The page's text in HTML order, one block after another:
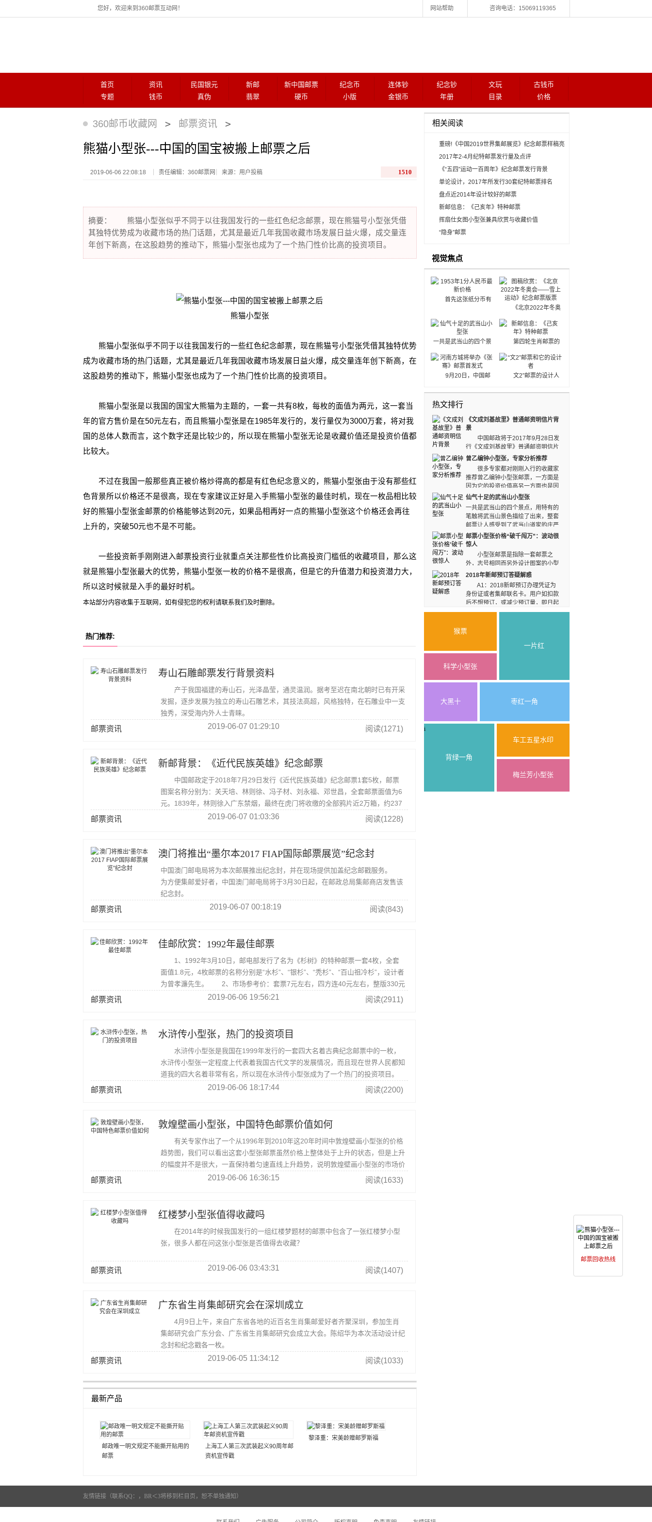
您好，欢迎来到360邮票互动网！ 网站帮助 咨询电话：15069119365
首页 资讯 民国银元 新邮 新中国邮票 纪念币 连体钞 纪念钞 文玩
古钱币
专题
钱币 真伪 翡翠 硬币 小版 金银币 年册 目录 价格
360邮币收藏网 > 邮票资讯 >
熊猫小型张---中国的国宝被搬上邮票之后
2019-06-06 22:08:18 责任编辑：360邮票网 来源：用户投稿 1510
摘要： 熊猫小型张似乎不同于以往我国发行的一些红色纪念邮票，现在熊猫号小型张凭借
其独特优势成为收藏市场的热门话题，尤其是最近几年我国收藏市场发展日益火爆，成交量连
年创下新高，在这股趋势的推动下，熊猫小型张也成为了一个热门性价比高的投资项目。
熊猫小型张
熊猫小型张似乎不同于以往我国发行的一些红色纪念邮票，现在熊猫号小型张凭借其独特优势
成为收藏市场的热门话题，尤其是最近几年我国收藏市场发展日益火爆，成交量连年创下新高，在
这股趋势的推动下，熊猫小型张也成为了一个热门性价比高的投资项目。
熊猫小型张是以我国的国宝大熊猫为主题的，一套一共有8枚，每枚的面值为两元，这一套当
年的官方售价是在50元左右，而且熊猫小型张是在1985年发行的，发行量仅为3000万套，将对我
国的总体人数而言，这个数字还是比较少的，所以现在熊猫小型张无论是收藏价值还是投资价值都
比较大。
不过在我国一般那些真正被价格炒得高的都是有红色纪念意义的，熊猫小型张由于没有那些红
色背景所以价格还不是很高，现在专家建议正好是入手熊猫小型张的最佳时机，现在一枚品相比较
好的熊猫小型张金邮票的价格能够达到20元，如果品相再好一点的熊猫小型张这个价格还会再往
上升的，突破50元也不是不可能。
一些投资新手刚刚进入邮票投资行业就重点关注那些性价比高投资门槛低的收藏项目，那么这
就是熊猫小型张最大的优势，熊猫小型张一枚的价格不是很高，但是它的升值潜力和投资潜力大，
所以这时候就是入手的最好时机。
本站部分内容收集于互联网，如有侵犯您的权利请联系我们及时删除。
热门推荐:
寿山石雕邮票发行背景资料
产于我国福建的寿山石，光泽晶莹，通灵温润。据考至迟在南北朝时已有开采
发掘，逐步发展为独立的寿山石雕艺术，其技法高超，风格独特，在石雕业中一支
独秀，深受海内外人士青睐。
邮票资讯 2019-06-07 01:29:10 阅读(1271)
新邮背景：《近代民族英雄》纪念邮票
中国邮政定于2018年7月29日发行《近代民族英雄》纪念邮票1套5枚，邮票
图案名称分别为：关天培、林则徐、冯子材、刘永福、邓世昌，全套邮票面值为6
元。1839年，林则徐入广东禁烟，最终在虎门将收缴的全部鸦片近2万箱，约237
万余斤当众销毁。
邮票资讯 2019-06-07 01:03:36 阅读(1228)
澳门将推出“墨尔本2017 FIAP国际邮票展览”纪念封
中国澳门邮电局将为本次邮展推出纪念封，并在现场提供加盖纪念邮戳服务。
为方便集邮爱好者，中国澳门邮电局将于3月30日起，在邮政总局集邮商店发售该
纪念封。
邮票资讯 2019-06-07 00:18:19 阅读(843)
佳邮欣赏：1992年最佳邮票
1、1992年3月10日，邮电部发行了名为《杉树》的特种邮票一套4枚，全套
面值1.8元，4枚邮票的名称分别是“水杉”、“银杉”、“秃杉”、“百山祖冷杉”，设计者
为曾孝濂先生。 2、市场参考价：套票7元左右，四方连40元左右，整版330元
邮票资讯 2019-06-06 19:56:21 阅读(2911)
水浒传小型张，热门的投资项目
水浒传小型张是我国在1999年发行的一套四大名着古典纪念邮票中的一枚，
水浒传小型张一定程度上代表着我国古代文学的发展情况，而且现在世界人民都知
道我的四大名着非常有名，所以现在水浒传小型张成为了一个热门的投资项目。
邮票资讯 2019-06-06 18:17:44 阅读(2200)
敦煌壁画小型张，中国特色邮票价值如何
有关专家作出了一个从1996年到2010年这20年时间中敦煌壁画小型张的价格
趋势图，我们可以看出这套小型张邮票虽然价格上整体处于上升的状态，但是上升
的幅度并不是很大，一直保持着匀速直线上升趋势，说明敦煌壁画小型张的市场价
邮票资讯 2019-06-06 16:36:15 阅读(1633)
红楼梦小型张值得收藏吗
在2014年的时候我国发行的一组红楼梦题材的邮票中包含了一张红楼梦小型
张，很多人都在问这张小型张是否值得去收藏？
邮票资讯 2019-06-06 03:43:31 阅读(1407)
广东省生肖集邮研究会在深圳成立
4月9日上午，来自广东省各地的近百名生肖集邮爱好者齐聚深圳，参加生肖
集邮研究会广东分会、广东省生肖集邮研究会成立大会。陈绍华为本次活动设计纪
念封和纪念戳各一枚。
邮票资讯 2019-06-05 11:34:12 阅读(1033)
最新产品
邮政唯一明文规定不能撕开贴用的
邮票
上海工人第三次武装起义90周年邮
资机宣传戳
黎泽重：宋美龄赠邮罗斯福
相关阅读
重磅!《中国2019世界集邮展览》纪念邮票样稿亮
相
2017年2-4月纪特邮票发行量及点评
《“五四”运动一百周年》纪念邮票发行背景
单论设计，2017年所发行30套纪特邮票排名
盘点近2014年设计较好的邮票
新邮信息：《己亥年》特种邮票
挥扇仕女图小型张兼具欣赏与收藏价值
“隐身”邮票
视觉焦点
首先这张纸分币有
版，冠号是由三个罗马
数字加7个阿拉伯数字
组成，发行时间为1953
本发行数稀少，目前尚
处价格一直是居高不
下，就目前的市场行情
字后没有阿拉伯数字。
《北京2022年冬奥
会——雪上运动》纪念
邮票版票
一共是武当山的四个景
点，用特有的笔触将武
当山景色描绘了出来，
整套邮票让人感受到了
供电，看起来古朴优
雅，道家第一圣山一定
值得大家收藏。
第四轮生肖邮票的
一大亮点就是找回第一
轮生肖邮票的设计师再
度创作生肖邮票。时隔
义。
9月20日，中国邮
邮票1套2枚，小型张1
枚。作为张骞封侯地，
河南省方城县将举办
《张骞》特种邮票首发
式。
文2”邮票的设计人
们分别是：夏中东、陈
哲、张克让与万维生。
惟有对夏中东只字未
提。他怎么能成为“文”2
邮票的“首席设计人员”
的呢?
热文排行
《文成刘基故里》普通邮资明信片背
景
中国邮政将于2017年9月28日发
行《文成刘基故里》普通邮资明信片
1枚。明信片规格148毫米×100毫米，明信片邮票
面值80分。 邮资图以刘基塑像和刘基庙为表
现主体，背景的竹子作为辅助元素，表现刘基虚怀
若谷的品格和柔中有刚的做人原则。
曾乙编钟小型张，专家分析推荐
很多专家都对刚刚入行的收藏家
推荐曾乙编钟小型张邮票，一方面是
因为它的投资价值高另一方面也是因
为这种纪念邮票的艺术价值高，从外观上来看，这
种曾乙编钟小型张制作非常精美而且很适合保存在
家中。
仙气十足的武当山小型张
一共是武当山的四个景点，用特有的
笔触将武当山景色描绘了出来，整套
邮票让人感受到了武当山道家的庄严
神圣感，飘逸清秀的山峰和供电，看起来古朴优
雅，道家第一圣山一定值得大家收藏。
邮票小型张价格“破千闯万”：波动很
惊人
小型张邮票是指除一套邮票之
外，志号相同而另外设计图案的小型
整张邮票。不少早期小型张因数量较少，价值整体
呈现出稳步攀升之势，不少邮票“破千闯万”，但价
格波动也很巨大。
2018年新邮预订答疑解惑
A1：2018新邮预订办理凭证为
身份证或者集邮联名卡。用户如扣款
后不想预订，或减少预订量，即日起
即持身份证或联名卡，可到本人的集邮网点办理预
猴票
一片红
科学小型张
大黑十 枣红一角
i
背绿一角
车工五星水印
梅兰芳小型张
友情链接（联系QQ：，BR＜3将移到栏目页，恕不单独通知）
邮票回收热线